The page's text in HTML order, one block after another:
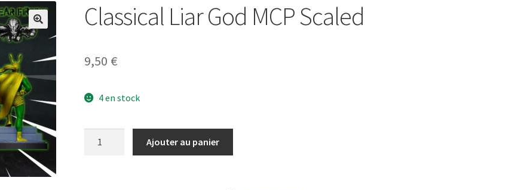
Classical Liar God MCP Scaled
9,50 €
4 en stock
Ajouter au panier